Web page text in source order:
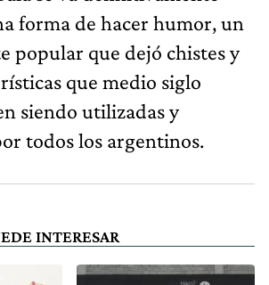
forma de hacer humor, un
popular que dejó chistes y
que medio siglo
siendo utilizadas y
todos los argentinos.
INTERESAR